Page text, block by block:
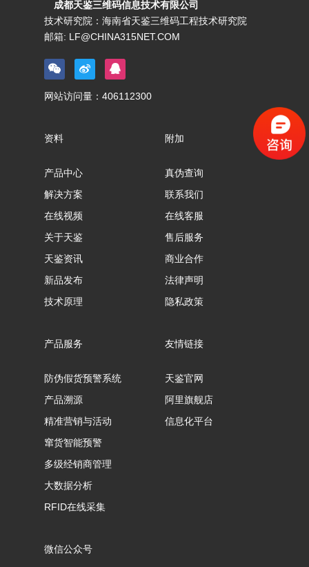
成都天鉴三维码信息技术有限公司
技术研究院：海南省天鉴三维码工程技术研究院
邮箱: LF@CHINA315NET.COM
网站访问量： 406112300
资料
产品中心
解决方案
在线视频
关于天鉴
天鉴资讯
新品发布
技术原理
附加
真伪查询
联系我们
在线客服
售后服务
商业合作
法律声明
隐私政策
产品服务
防伪假货预警系统
产品溯源
精准营销与活动
窜货智能预警
多级经销商管理
大数据分析
RFID在线采集
友情链接
天鉴官网
阿里旗舰店
信息化平台
微信公众号